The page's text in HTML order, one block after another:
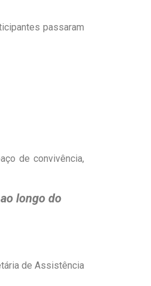
passaram
de convivência,
longo do
de Assistência